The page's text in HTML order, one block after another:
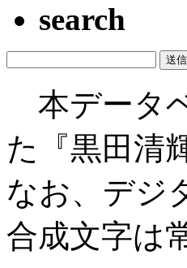
search
本データ
た『黒田清
なお、デジ
合成文字は